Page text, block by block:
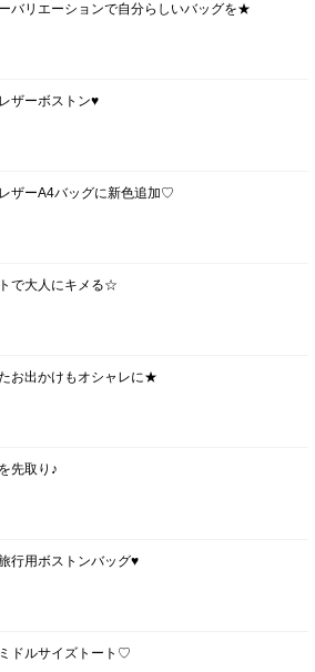
バリエーションで自分らしいバッグを★
ザーボストン♥
ザーA4バッグに新色追加♡
で大人にキメる☆
お出かけもオシャレに★
先取り♪
行用ボストンバッグ♥
ドルサイズトート♡